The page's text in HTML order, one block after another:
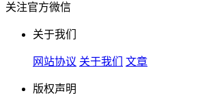
关注官方微信
关于我们
网站协议 关于我们 文章
版权声明